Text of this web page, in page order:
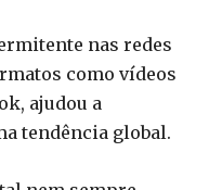
nas redes
como vídeos
ajudou a
tendência global.